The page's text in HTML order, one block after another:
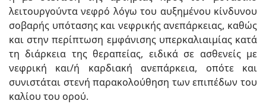
λειτουργούντα νεφρό λόγω του αυξημένου κίνδυνου
σοβαρής υπότασης και νεφρικής ανεπάρκειας, καθώς
και στην περίπτωση εμφάνισης υπερκαλιαιμίας κατά
τη διάρκεια της θεραπείας, ειδικά σε ασθενείς με
νεφρική και/ή καρδιακή ανεπάρκεια, οπότε και
συνιστάται στενή παρακολούθηση των επιπέδων του
καλίου του ορού.